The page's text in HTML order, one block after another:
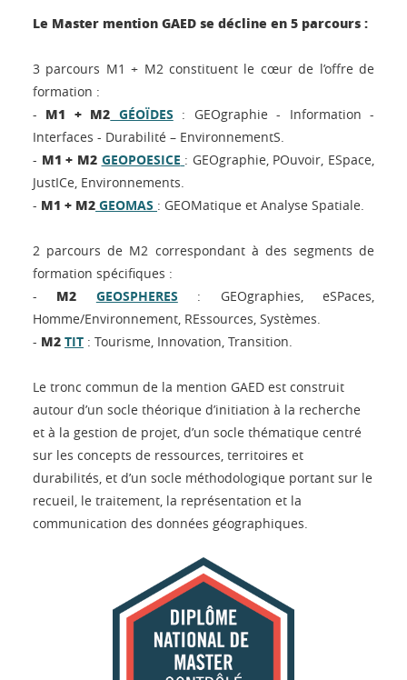
Le Master mention GAED se décline en 5 parcours :
3 parcours M1 + M2 constituent le cœur de l’offre de
formation :
- M1 + M2 GÉOÏDES : GEOgraphie - Information -
Interfaces - Durabilité – EnvironnementS.
- M1 + M2 GEOPOESICE : GEOgraphie, POuvoir, ESpace,
JustICe, Environnements.
- M1 + M2 GEOMAS : GEOMatique et Analyse Spatiale.
2 parcours de M2 correspondant à des segments de
formation spécifiques :
- M2 GEOSPHERES : GEOgraphies, eSPaces,
Homme/Environnement, REssources, Systèmes.
- M2 TIT : Tourisme, Innovation, Transition.
Le tronc commun de la mention GAED est construit
autour d’un socle théorique d’initiation à la recherche
et à la gestion de projet, d’un socle thématique centré
sur les concepts de ressources, territoires et
durabilités, et d’un socle méthodologique portant sur le
recueil, le traitement, la représentation et la
communication des données géographiques.